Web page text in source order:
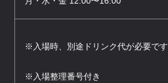
※入場時、別途ドリンク代が必要です
※入場整理番号付き